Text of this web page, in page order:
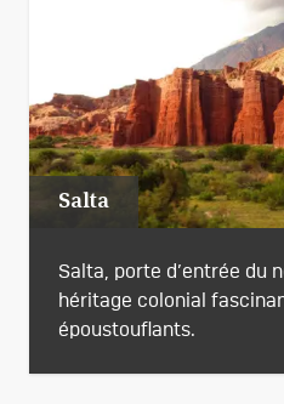
Salta
Salta, porte d’entrée du
héritage colonial
époustouflants.